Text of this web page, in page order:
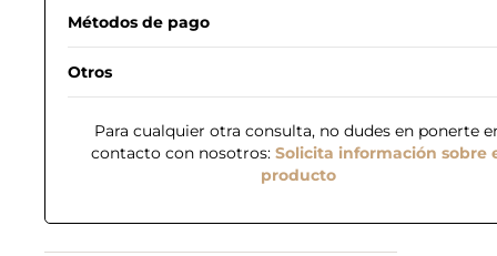
Métodos de pago
Otros
Para cualquier otra consulta, no dudes en ponerte
contacto con nosotros: Solicita información sobre
producto